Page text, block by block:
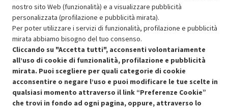
SCONTO RICONDIZIONATI
Approfitta dello sconto del 30% sul prodotto ricondizionato.
Condizioni generali di vendita Recedere dal contratto qui
nostro sito Web (funzionalità) e a visualizzare pubblicità
personalizzata (profilazione e pubblicità mirata).
Per poter utilizzare i servizi di funzionalità, profilazione e pubblicità
mirata abbiamo bisogno del tuo consenso.
Cliccando su "Accetta tutti", acconsenti volontariamente
all’uso di cookie di funzionalità, profilazione e pubblicità
mirata. Puoi scegliere per quali categorie di cookie
acconsentire o negare l’uso e puoi modificare le tue scelte in
qualsiasi momento attraverso il link “Preferenze Cookie”
che trovi in fondo ad ogni pagina, oppure, attraverso lo